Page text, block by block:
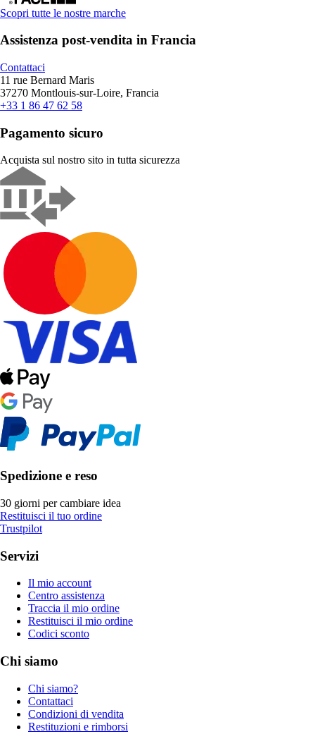
Scopri tutte le nostre marche
Assistenza post-vendita in Francia
Contattaci
11 rue Bernard Maris
37270 Montlouis-sur-Loire, Francia
+33 1 86 47 62 58
Pagamento sicuro
Acquista sul nostro sito in tutta sicurezza
Spedizione e reso
30 giorni per cambiare idea
Restituisci il tuo ordine
Trustpilot
Servizi
Il mio account
Centro assistenza
Traccia il mio ordine
Restituisci il mio ordine
Codici sconto
Chi siamo
Chi siamo?
Contattaci
Condizioni di vendita
Restituzioni e rimborsi